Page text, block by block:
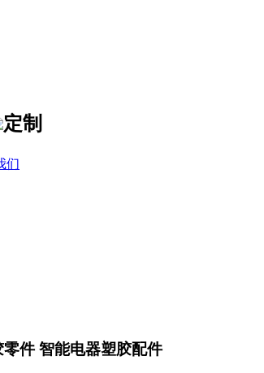
定制
们
件 智能电器塑胶配件